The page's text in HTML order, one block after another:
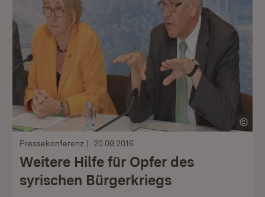
Pressekonferenz 20.09.2016
Weitere Hilfe für Opfer des
syrischen Bürgerkriegs